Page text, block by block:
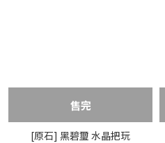
售完
[原石] 黑碧璽 水晶把玩